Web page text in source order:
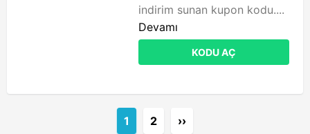
indirim sunan kupon kodu....
Devamı
KODU AÇ
1 2 ››